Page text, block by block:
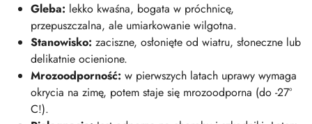
Gleba: lekko kwaśna, bogata w próchnicę,
przepuszczalna, ale umiarkowanie wilgotna.
Stanowisko: zaciszne, osłonięte od wiatru, słoneczne lub
delikatnie ocienione.
Mrozoodporność: w pierwszych latach uprawy wymaga
okrycia na zimę, potem staje się mrozoodporna (do -27°
C!).